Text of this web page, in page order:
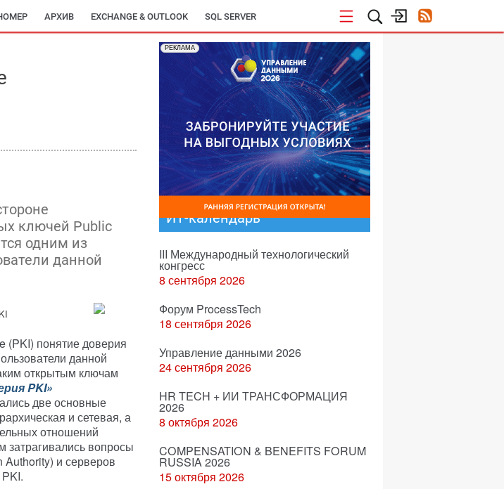
АРХИВ EXCHANGE & OUTLOOK SQL SERVER
ключей Public
одним из
данной
(PKI) понятие доверия
данной
открытым ключам
PKI»
две основные
и сетевая, а
отношений
затрагивались вопросы
и серверов
РЕКЛАМА
ИТ-календарь
III Международный технологический
конгресс
8 сентября 2026
Форум ProcessTech
18 сентября 2026
Управление данными 2026
24 сентября 2026
HR TECH + ИИ ТРАНСФОРМАЦИЯ
2026
8 октября 2026
COMPENSATION & BENEFITS FORUM
RUSSIA 2026
15 октября 2026